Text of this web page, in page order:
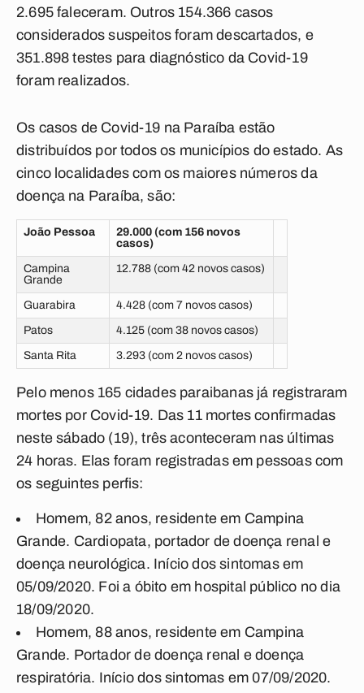
2.695 faleceram. Outros 154.366 casos
considerados suspeitos foram descartados, e
351.898 testes para diagnóstico da Covid-19
foram realizados.
Os casos de Covid-19 na Paraíba estão
distribuídos por todos os municípios do estado. As
cinco localidades com os maiores números da
doença na Paraíba, são:
João Pessoa
29.000 (com 156 novos
casos)
Campina
Grande
12.788 (com 42 novos casos)
Guarabira 4.428 (com 7 novos casos)
Patos 4.125 (com 38 novos casos)
Santa Rita 3.293 (com 2 novos casos)
Pelo menos 165 cidades paraibanas já registraram
mortes por Covid-19. Das 11 mortes confirmadas
neste sábado (19), três aconteceram nas últimas
24 horas. Elas foram registradas em pessoas com
os seguintes perfis:
Homem, 82 anos, residente em Campina
Grande. Cardiopata, portador de doença renal e
doença neurológica. Início dos sintomas em
05/09/2020. Foi a óbito em hospital público no dia
18/09/2020.
Homem, 88 anos, residente em Campina
Grande. Portador de doença renal e doença
respiratória. Início dos sintomas em 07/09/2020.